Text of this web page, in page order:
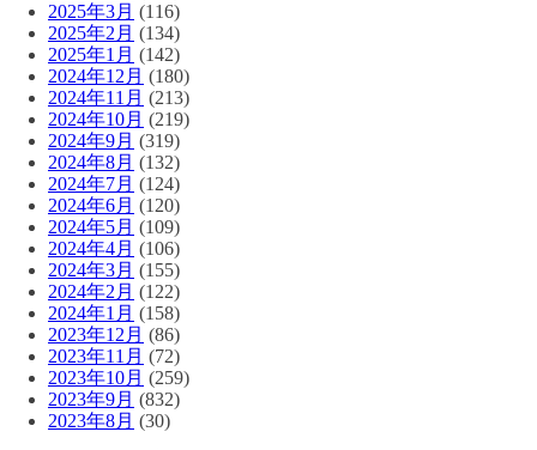
2025年3月 (116)
2025年2月 (134)
2025年1月 (142)
2024年12月 (180)
2024年11月 (213)
2024年10月 (219)
2024年9月 (319)
2024年8月 (132)
2024年7月 (124)
2024年6月 (120)
2024年5月 (109)
2024年4月 (106)
2024年3月 (155)
2024年2月 (122)
2024年1月 (158)
2023年12月 (86)
2023年11月 (72)
2023年10月 (259)
2023年9月 (832)
2023年8月 (30)